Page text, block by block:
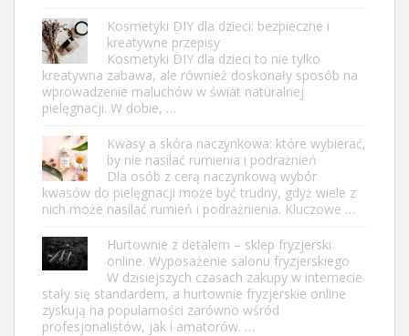
Kosmetyki DIY dla dzieci: bezpieczne i
kreatywne przepisy
Kosmetyki DIY dla dzieci to nie tylko
kreatywna zabawa, ale również doskonały sposób na
wprowadzenie maluchów w świat naturalnej
pielęgnacji. W dobie, …
Kwasy a skóra naczynkowa: które wybierać,
by nie nasilać rumienia i podrażnień
Dla osób z cerą naczynkową wybór
kwasów do pielęgnacji może być trudny, gdyż wiele z
nich może nasilać rumień i podrażnienia. Kluczowe …
Hurtownie z detalem – sklep fryzjerski
online. Wyposażenie salonu fryzjerskiego
W dzisiejszych czasach zakupy w internecie
stały się standardem, a hurtownie fryzjerskie online
zyskują na popularności zarówno wśród
profesjonalistów, jak i amatorów. …